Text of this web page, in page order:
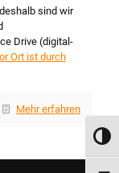
sind wir
Drive (digital-
Ort ist durch
Mehr erfahren